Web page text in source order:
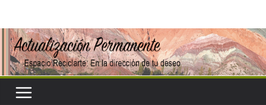
contenido